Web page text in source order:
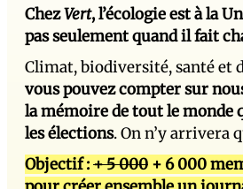
ChezVert, l’écologie est à la
pas seulement quand il fait
Climat, biodiversité, santé et
vous pouvez compter sur
la mémoire de tout le monde
les élections. On n’y arrivera
Objectif :+ 5 000 + 6 000